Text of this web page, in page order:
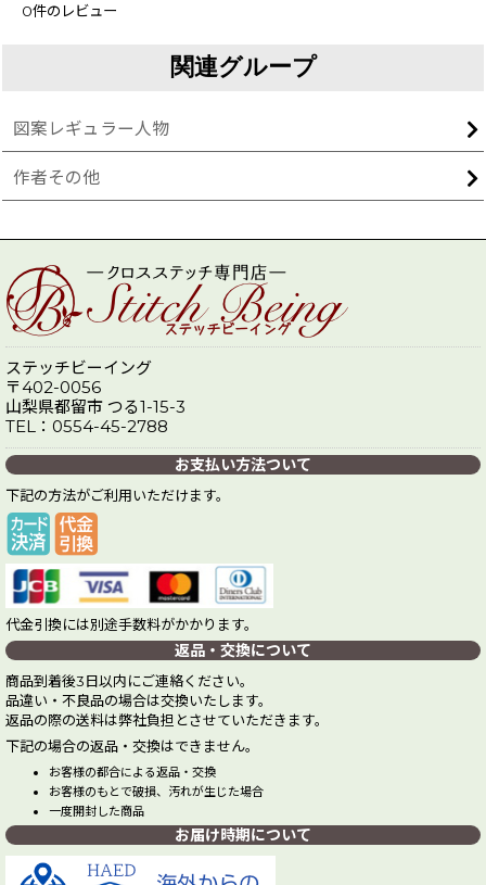
0件のレビュー
関連グループ
図案レギュラー人物
作者その他
ステッチビーイング
〒402-0056
山梨県都留市 つる1-15-3
TEL：0554-45-2788
お支払い方法ついて
下記の方法がご利用いただけます。
代金引換には別途手数料がかかります。
返品・交換について
商品到着後3日以内にご連絡ください。
品違い・不良品の場合は交換いたします。
返品の際の送料は弊社負担とさせていただきます。
下記の場合の返品・交換はできません。
お客様の都合による返品・交換
お客様のもとで破損、汚れが生じた場合
一度開封した商品
お届け時期について